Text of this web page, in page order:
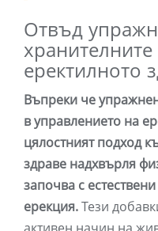
Отвъд
еректилното
Въпреки че
в управлението на
цялостният подход
здраве надхвърля
започва с
ерекция.Тези